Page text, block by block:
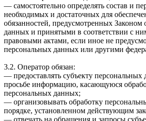
— самостоятельно определять состав и
необходимых и достаточных для
обязанностей, предусмотренных Законом
данных и принятыми в соответствии с
правовыми актами, если иное не
персональных данных или другими
3.2. Оператор обязан:
— предоставлять субъекту персональных
просьбе информацию, касающуюся
персональных данных;
— организовывать обработку
порядке, установленном действующим
— отвечать на обращения и запросы